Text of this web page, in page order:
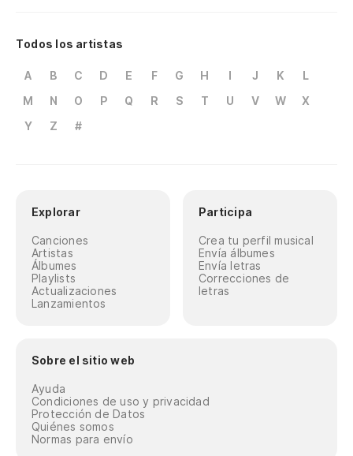
Todos los artistas
A B C D E F G H I J K
L
M
N O P Q R S T U V W
X
Y
Z #
Explorar
Canciones
Artistas
Álbumes
Playlists
Actualizaciones
Lanzamientos
Participa
Crea tu perfil musical
Envía álbumes
Envía letras
Correcciones de
letras
Sobre el sitio web
Ayuda
Condiciones de uso y privacidad
Protección de Datos
Quiénes somos
Normas para envío